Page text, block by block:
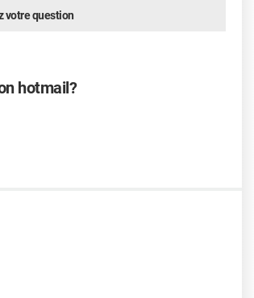
votre question
hotmail?